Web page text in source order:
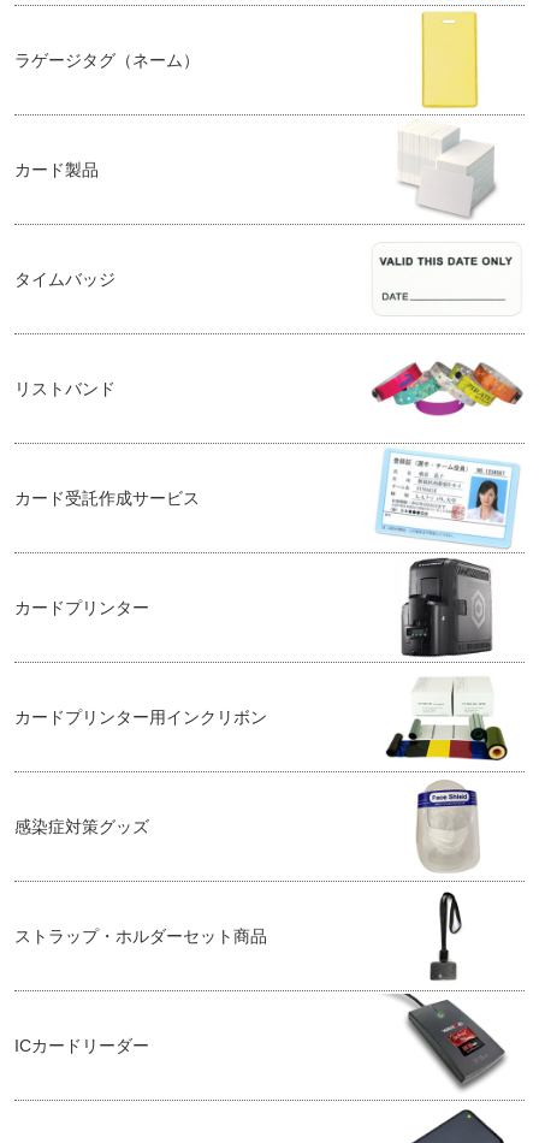
ラゲージタグ（ネーム）
カード製品
タイムバッジ
リストバンド
カード受託作成サービス
カードプリンター
カードプリンター用インクリボン
感染症対策グッズ
ストラップ・ホルダーセット商品
ICカードリーダー